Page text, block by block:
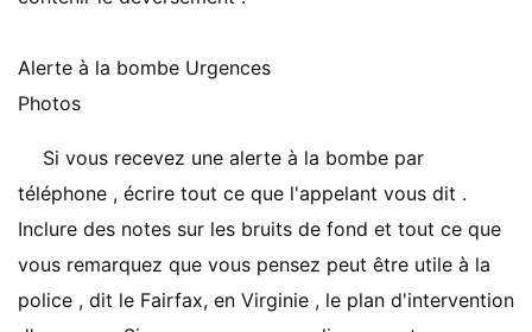
Alerte à la bombe Urgences
Photos
Si vous recevez une alerte à la bombe par
téléphone , écrire tout ce que l'appelant vous dit .
Inclure des notes sur les bruits de fond et tout ce que
vous remarquez que vous pensez peut être utile à la
police , dit le Fairfax, en Virginie , le plan d'intervention